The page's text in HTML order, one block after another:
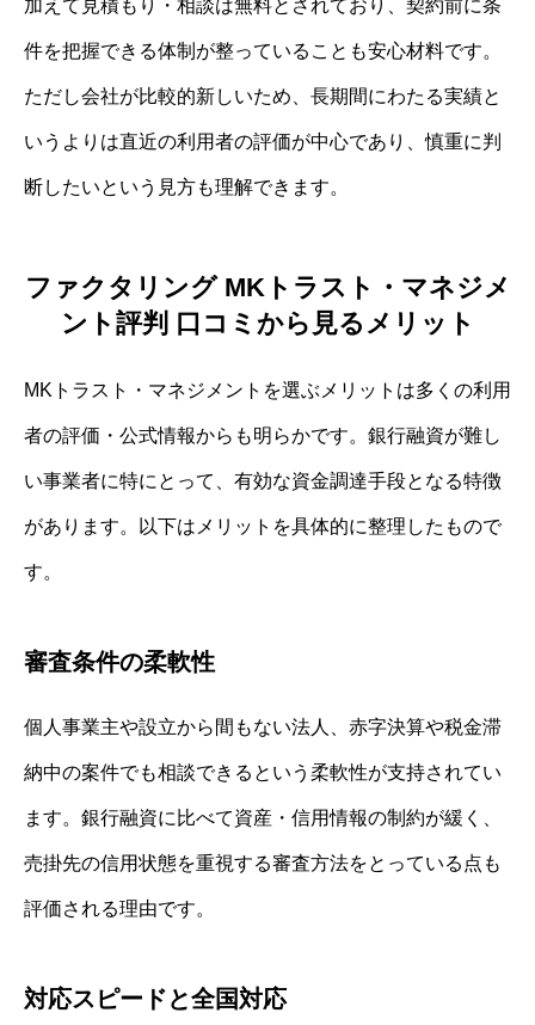
加えて見積もり・相談は無料とされており、契約前に条
件を把握できる体制が整っていることも安心材料です。
ただし会社が比較的新しいため、長期間にわたる実績と
いうよりは直近の利用者の評価が中心であり、慎重に判
断したいという見方も理解できます。
ファクタリング MKトラスト・マネジメ
ント評判 口コミから見るメリット
MKトラスト・マネジメントを選ぶメリットは多くの利用
者の評価・公式情報からも明らかです。銀行融資が難し
い事業者に特にとって、有効な資金調達手段となる特徴
があります。以下はメリットを具体的に整理したもので
す。
審査条件の柔軟性
個人事業主や設立から間もない法人、赤字決算や税金滞
納中の案件でも相談できるという柔軟性が支持されてい
ます。銀行融資に比べて資産・信用情報の制約が緩く、
売掛先の信用状態を重視する審査方法をとっている点も
評価される理由です。
対応スピードと全国対応